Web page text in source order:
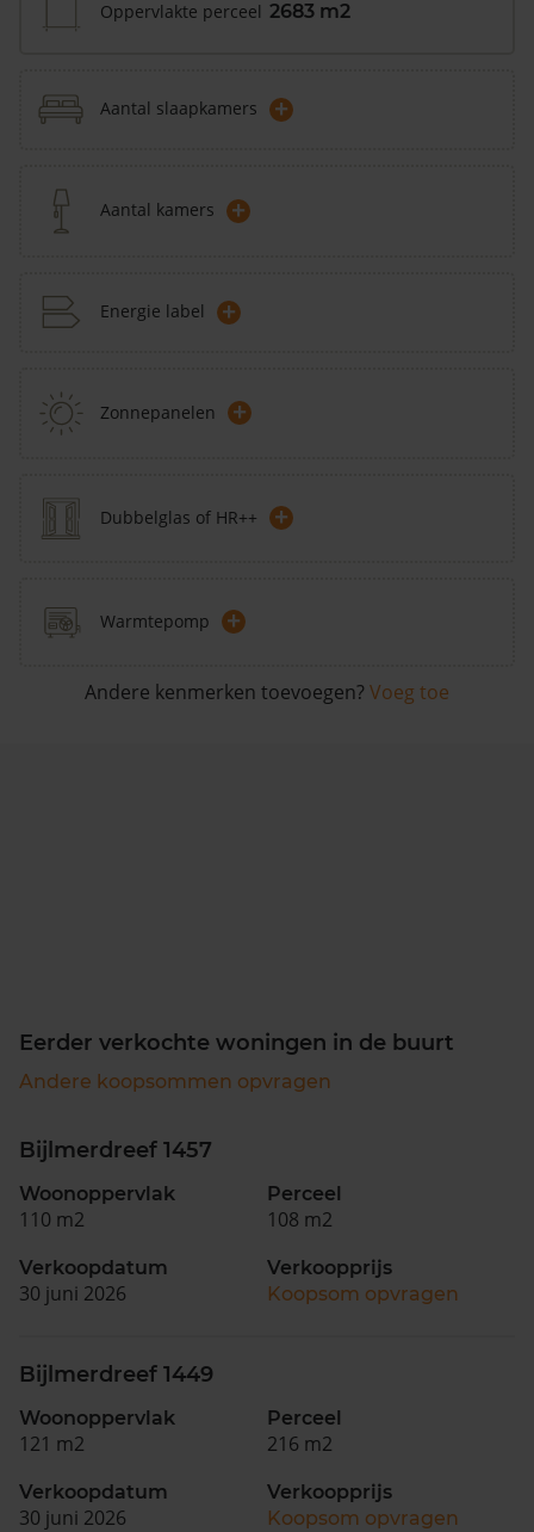
Oppervlakte perceel 2683 m2
Aantal slaapkamers +
Aantal kamers +
Energie label +
Zonnepanelen +
Dubbelglas of HR++ +
Warmtepomp +
Andere kenmerken toevoegen? Voeg toe
Eerder verkochte woningen in de buurt
Andere koopsommen opvragen
Bijlmerdreef 1457
Woonoppervlak
110 m2
Perceel
108 m2
Verkoopdatum
30 juni 2026
Verkoopprijs
Koopsom opvragen
Bijlmerdreef 1449
Woonoppervlak
121 m2
Perceel
216 m2
Verkoopdatum
30 juni 2026
Verkoopprijs
Koopsom opvragen